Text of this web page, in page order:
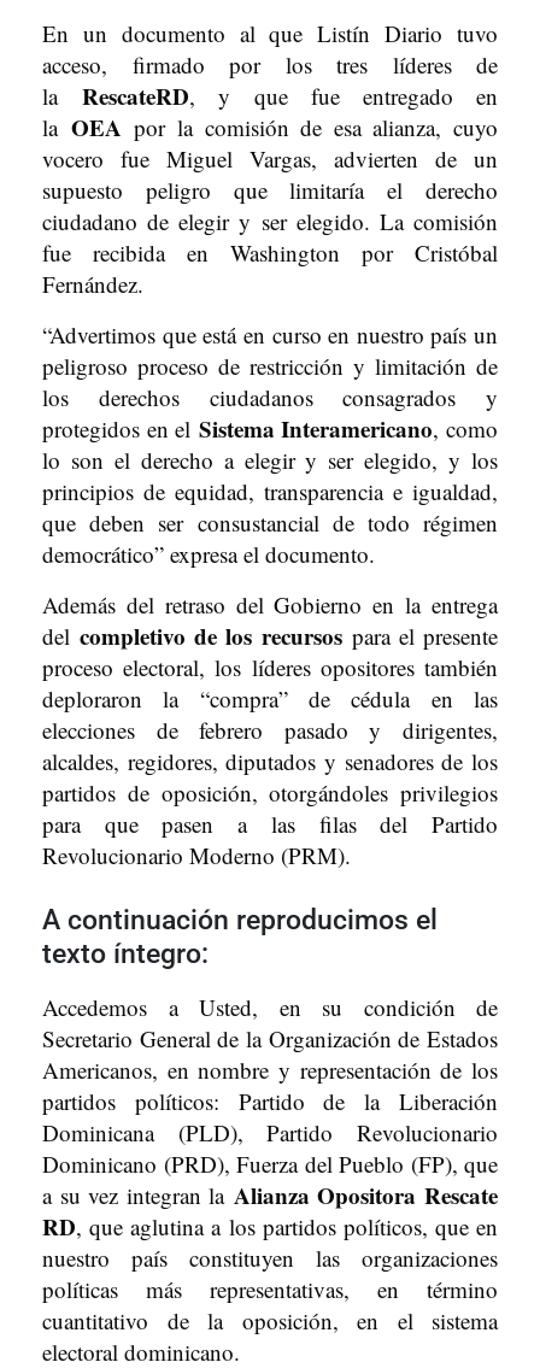
En un documento al que Listín Diario tuvo
acceso, firmado por los tres líderes de
laRescateRD, y que fue entregado en
la OEApor la comisión de esa alianza, cuyo
vocero fue Miguel Vargas, advierten de un
supuesto peligro que limitaría el derecho
ciudadano de elegir y ser elegido. La comisión
fue recibida en Washington por Cristóbal
Fernández.
“Advertimos que está en curso en nuestro país un
peligroso proceso de restricción y limitación de
los derechos ciudadanos consagrados y
protegidos en el Sistema Interamericano, como
lo son el derecho a elegir y ser elegido, y los
principios de equidad, transparencia e igualdad,
que deben ser consustancial de todo régimen
democrático” expresa el documento.
Además del retraso del Gobierno en la entrega
delcompletivo de los recursospara el presente
proceso electoral, los líderes opositores también
deploraron la “compra” de cédula en las
elecciones de febrero pasado y dirigentes,
alcaldes, regidores, diputados y senadores de los
partidos de oposición, otorgándoles privilegios
para que pasen a las filas del Partido
Revolucionario Moderno (PRM).
A continuación reproducimos el
texto íntegro:
Accedemos a Usted, en su condición de
Secretario General de la Organización de Estados
Americanos, en nombre y representación de los
partidos políticos: Partido de la Liberación
Dominicana (PLD), Partido Revolucionario
Dominicano (PRD), Fuerza del Pueblo (FP), que
a su vez integran la Alianza Opositora Rescate
RD, que aglutina a los partidos políticos, que en
nuestro país constituyen las organizaciones
políticas más representativas, en término
cuantitativo de la oposición, en el sistema
electoral dominicano.